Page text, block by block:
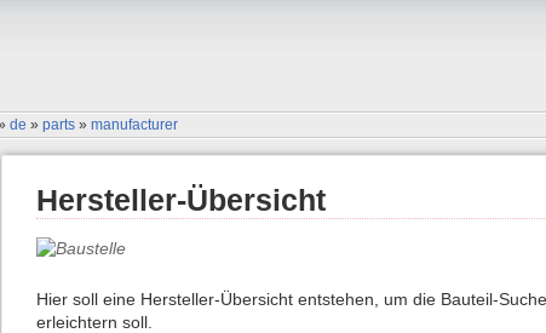
de »parts »manufacturer
Hersteller-Übersicht
Hier soll eine Hersteller-Übersicht entstehen, um die Bauteil-
erleichtern soll.